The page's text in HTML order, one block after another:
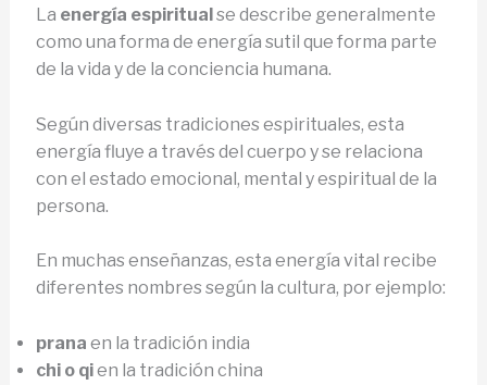
La energía espiritualse describe generalmente
como una forma de energía sutil que forma parte
de la vida y de la conciencia humana.
Según diversas tradiciones espirituales, esta
energía fluye a través del cuerpo y se relaciona
con el estado emocional, mental y espiritual de la
persona.
En muchas enseñanzas, esta energía vital recibe
diferentes nombres según la cultura, por ejemplo:
prana en la tradición india
chi o qien la tradición china